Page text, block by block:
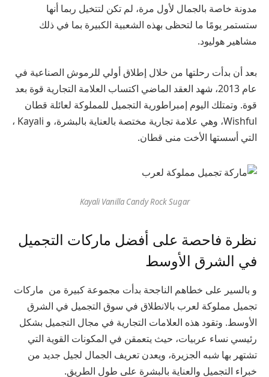
مدونة خاصة بالجمال لأول مرة، لم تكن لتتخيل ربما أنها
ستستمر يومًا ما لتحظى بهذه الشعبية الكبيرة بما في ذلك
مشاهير هوليود.
بعد أن بدأت رحلتها من خلال إطلاق أولي للرموش الصناعية في
عام 2013، شهد العقد الماضي اكتساب العلامة التجارية قوة بعد
قوة. وتمتلك اليوم إمبراطورية التجميل للمملوكة لعائلة قطان
Wishful، وهي علامة تجارية مختصة بالعناية بالبشرة، و
Kayali ،
التي أسستها الأخت منى قطان.
Kayali Vanilla Candy Rock Sugar
نظرة فاحصة على أفضل ماركات التجميل
في الشرق الأوسط
و بالسير على خطاهم الناجحة بدأت مجموعة كبيرة من ماركات
تجميل مملوكة لعرب بالانطلاق في سوق التجميل في الشرق
الأوسط. وتقود هذه العلامات التجارية في مجال التجميل بشكل
رئيسي نساء عربيات، حيث يتعمقن في المكونات القوية التي
تشتهر بها شبه الجزيرة، ويعدن تعريف الجمال لجيل جديد من
خبراء التجميل والعناية بالبشرة على طول الطريق.